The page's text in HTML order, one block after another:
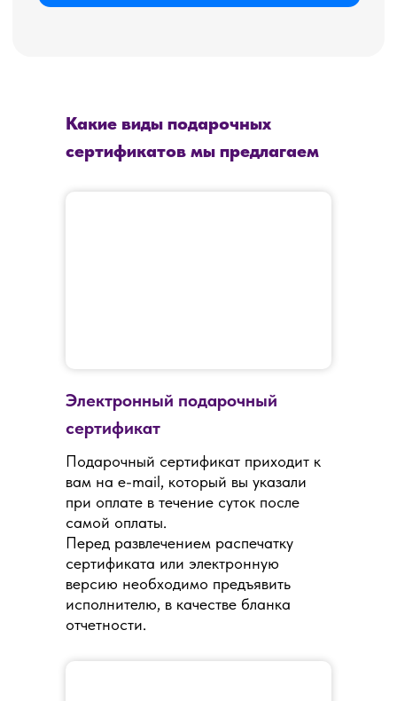
Какие виды подарочных
сертификатов мы предлагаем
Электронный подарочный
сертификат
Подарочный сертификат приходит к
вам на e-mail, который вы указали
при оплате в течение суток после
самой оплаты.
Перед развлечением распечатку
сертификата или электронную
версию необходимо предъявить
исполнителю, в качестве бланка
отчетности.